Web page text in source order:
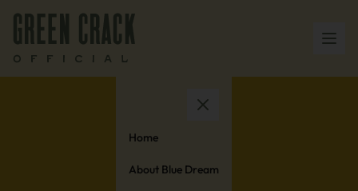
Home
About Blue Dream
material